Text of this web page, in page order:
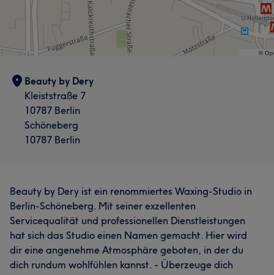
Beauty by Dery
Kleiststraße 7
10787 Berlin
Schöneberg
10787 Berlin
Beauty by Dery ist ein renommiertes Waxing-Studio in
Berlin-Schöneberg. Mit seiner exzellenten
Servicequalität und professionellen Dienstleistungen
hat sich das Studio einen Namen gemacht. Hier wird
dir eine angenehme Atmosphäre geboten, in der du
dich rundum wohlfühlen kannst. - Überzeuge dich